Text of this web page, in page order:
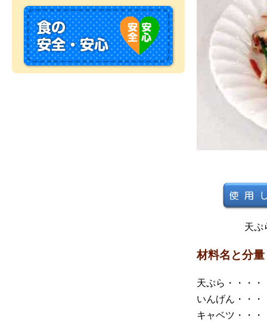
天ぷ
材料名と分
天ぷら・・・
いんげん・・
キャベツ・・